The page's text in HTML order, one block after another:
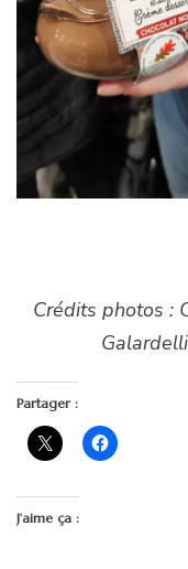
Crédits photos :
Partager :
J’aime ça :